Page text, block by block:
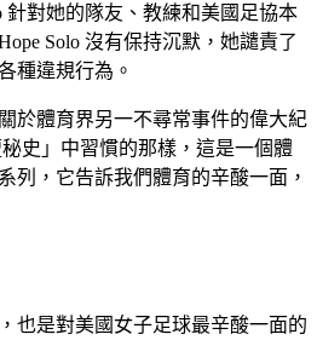
針對她的隊友、教練和美國足協本
Solo 沒有保持沉默，她譴責了
種違規行為。
於體育界另一不尋常事件的偉大紀
史」中習慣的那樣，這是一個體
列，它告訴我們體育的辛酸一面，
也是對美國女子足球最辛酸一面的